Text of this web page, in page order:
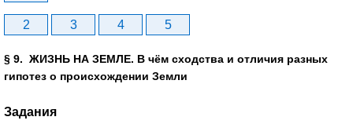
2 3 4 5
§ 9. ЖИЗНЬ НА ЗЕМЛЕ. В чём сходства и отличия разных
гипотез о происхождении Земли
Задания